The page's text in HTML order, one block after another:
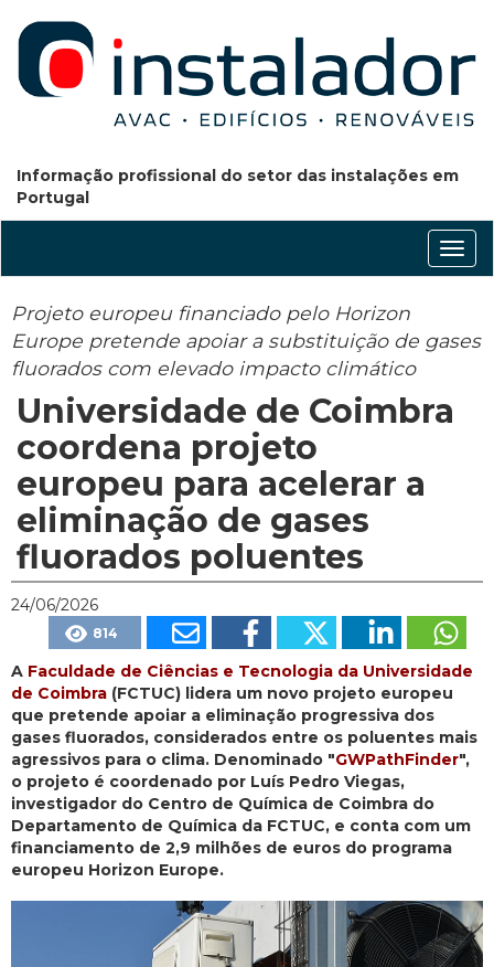
Informação profissional do setor das instalações em
Portugal
Projeto europeu financiado pelo Horizon
Europe pretende apoiar a substituição de gases
fluorados com elevado impacto climático
Universidade de Coimbra
coordena projeto
europeu para acelerar a
eliminação de gases
fluorados poluentes
24/06/2026
814
A Faculdade de Ciências e Tecnologia da Universidade
de Coimbra (FCTUC) lidera um novo projeto europeu
que pretende apoiar a eliminação progressiva dos
gases fluorados, considerados entre os poluentes mais
agressivos para o clima. Denominado "GWPathFinder",
o projeto é coordenado por Luís Pedro Viegas,
investigador do Centro de Química de Coimbra do
Departamento de Química da FCTUC, e conta com um
financiamento de 2,9 milhões de euros do programa
europeu Horizon Europe.